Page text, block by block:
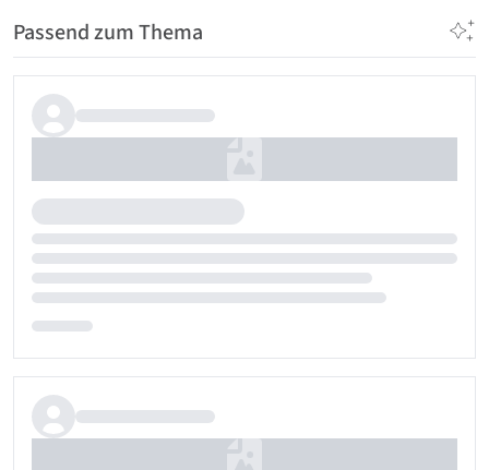
Passend zum Thema